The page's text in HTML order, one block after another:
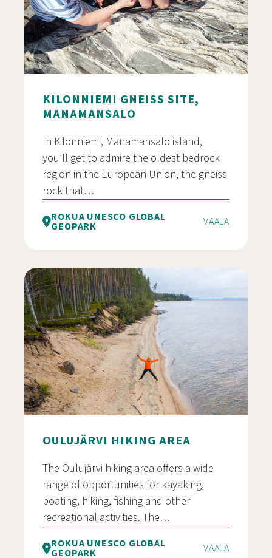
KILONNIEMI GNEISS SITE,
MANAMANSALO
In Kilonniemi, Manamansalo island,
you’ll get to admire the oldest bedrock
region in the European Union, the gneiss
rock that…
ROKUA UNESCO GLOBAL
GEOPARK VAALA
OULUJÄRVI HIKING AREA
The Oulujärvi hiking area offers a wide
range of opportunities for kayaking,
boating, hiking, fishing and other
recreational activities. The…
ROKUA UNESCO GLOBAL
GEOPARK VAALA